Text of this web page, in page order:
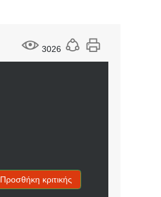
3026
Προσθήκη κριτικής